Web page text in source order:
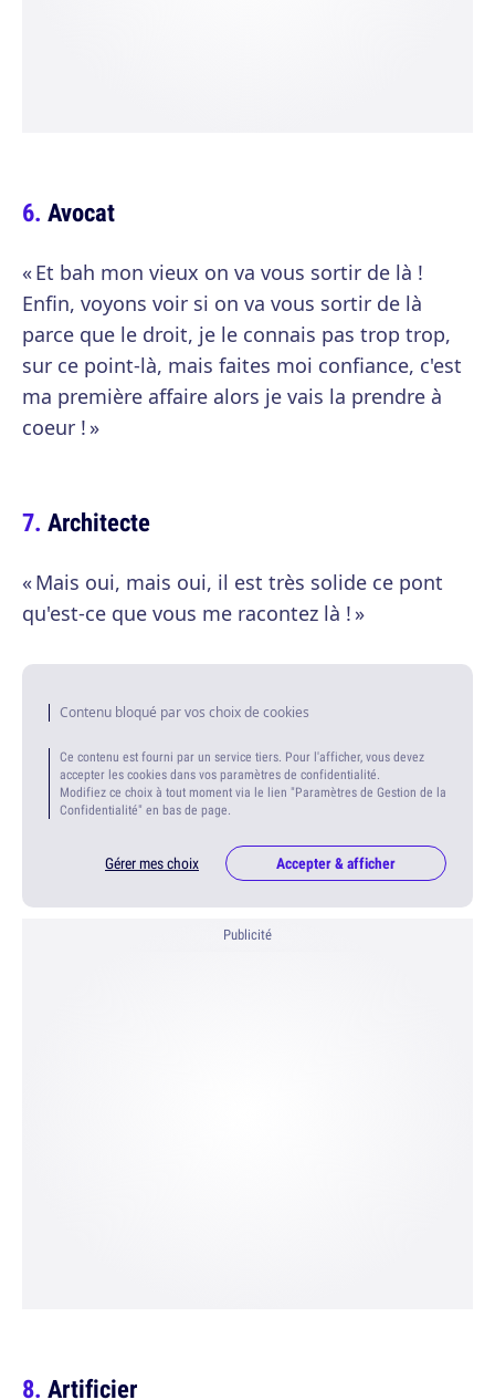
Avocat
« Et bah mon vieux on va vous sortir de là !
Enfin, voyons voir si on va vous sortir de là
parce que le droit, je le connais pas trop trop,
sur ce point-là, mais faites moi confiance, c'est
ma première affaire alors je vais la prendre à
coeur ! »
Architecte
« Mais oui, mais oui, il est très solide ce pont
qu'est-ce que vous me racontez là ! »
Contenu bloqué par vos choix de cookies
Ce contenu est fourni par un service tiers. Pour l'afficher, vous devez
accepter les cookies dans vos paramètres de confidentialité.
Modifiez ce choix à tout moment via le lien "Paramètres de Gestion de la
Confidentialité" en bas de page.
Gérer mes choix Accepter & afficher
Publicité
Artificier